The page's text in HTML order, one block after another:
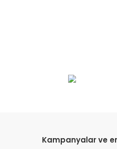
Görüş ve önerileriniz için teşekkür
Ürün fiyatı diğer sitelerden daha
Kampanyalar ve